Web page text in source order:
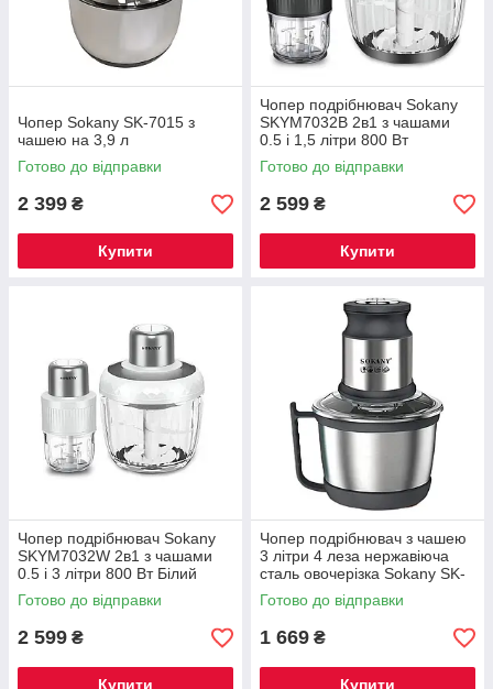
Чопер Sokany SK-7015 з
чашею на 3,9 л
Готово до відправки
2 399 ₴
Купити
Чопер подрібнювач Sokany
SKYM7032B 2в1 з чашами
0.5 і 1,5 літри 800 Вт
Готово до відправки
2 599 ₴
Купити
Чопер подрібнювач Sokany
SKYM7032W 2в1 з чашами
0.5 і 3 літри 800 Вт Білий
Готово до відправки
2 599 ₴
Купити
Чопер подрібнювач з чашею
3 літри 4 леза нержавіюча
сталь овочерізка Sokany SK-
7027
Готово до відправки
1 669 ₴
Купити